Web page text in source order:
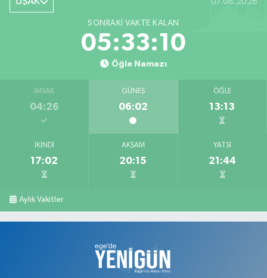
0 (276) 716 14 02
Barış Eczanesi
Konak Mahallesi, İnönü Caddesi, No:2 Karahallı Uşak
Yol Tarifi Al
Atatürk Mahallesi, 2. Saçma Sokak No:5 Merkez Uşak
Ege Hayat Eczanesi
Mehmet Akif Ersoy Mahallesi, Şehit İsmail Çetin Sokak No:45 Merkez
0 (276) 999 19 59
SONRAKI VAKTE KALAN
05:33:09
Öğle Namazı
İMSAK
04:26
GÜNEŞ
06:02
ÖĞLE
13:13
İKINDI
17:02
AKŞAM
20:15
YATSI
21:44
Aylık Vakitler